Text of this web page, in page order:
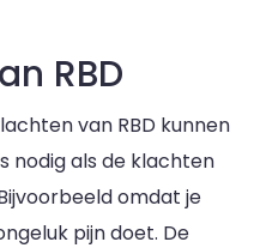
RBD
van RBD kunnen
nodig als de klachten
omdat je
pijn doet. De